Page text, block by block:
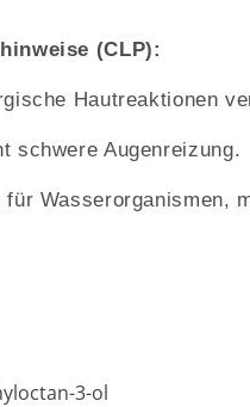
(CLP):
Hautreaktionen
schwere Augenreizung.
für Wasserorganismen,
3-ol